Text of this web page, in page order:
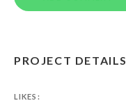
PROJECT DETAILS
LIKES: